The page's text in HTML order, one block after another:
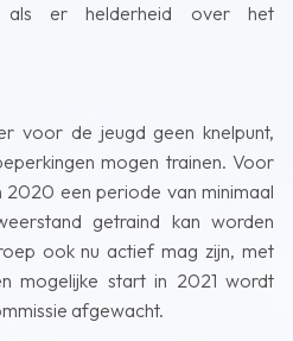
als er helderheid over het
voor de jeugd geen knelpunt,
mogen trainen. Voor
2020 een periode van minimaal
getraind kan worden
ook nu actief mag zijn, met
mogelijke start in 2021 wordt
afgewacht.